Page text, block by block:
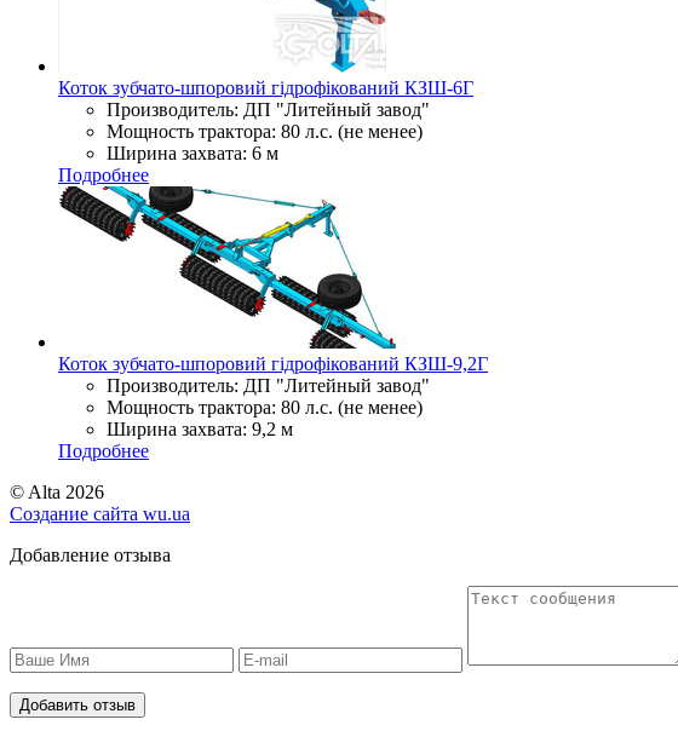
Коток зубчато-шпоровий гідрофікований КЗШ-6Г
Производитель: ДП "Литейный завод"
Мощность трактора: 80 л.с. (не менее)
Ширина захвата: 6 м
Подробнее
Коток зубчато-шпоровий гідрофікований КЗШ-9,2Г
Производитель: ДП "Литейный завод"
Мощность трактора: 80 л.с. (не менее)
Ширина захвата: 9,2 м
Подробнее
© Alta 2026
Создание сайта wu.ua
Добавление отзыва